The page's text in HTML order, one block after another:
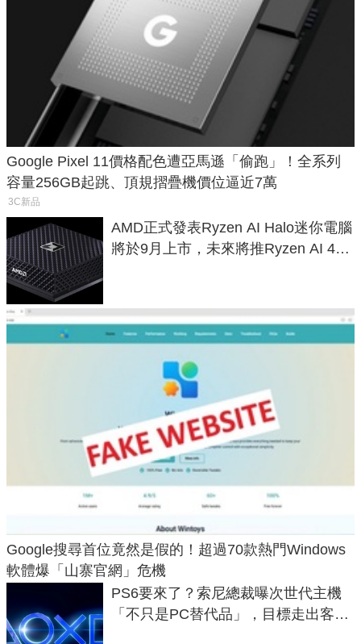
Google Pixel 11價格配色遭亞馬遜「偷跑」！全系列
容量256GB起跳、頂規摺疊機價位逼近7萬
3C新品
AMD正式發表Ryzen AI Halo迷你電腦
將於9月上市，未來將推Ryzen AI 400
Google搜尋首位竟然是假的！超過70款熱門Windows
軟體爆「山寨官網」危機
PS6要來了？索尼總裁曝次世代主機
「不只是PC替代品」，目標走出客